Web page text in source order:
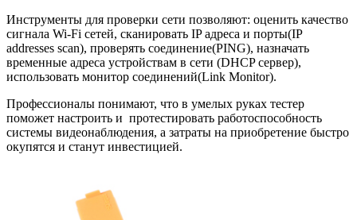
Инструменты для проверки сети позволяют: оценить качество
сигнала Wi-Fi сетей, сканировать IP адреса и порты(IP
addresses scan), проверять соединение(PING), назначать
временные адреса устройствам в сети (DHCP сервер),
использовать монитор соединений(Link Monitor).
Профессионалы понимают, что в умелых руках тестер
поможет настроить и протестировать работоспособность
системы видеонаблюдения, а затраты на приобретение быстро
окупятся и станут инвестицией.